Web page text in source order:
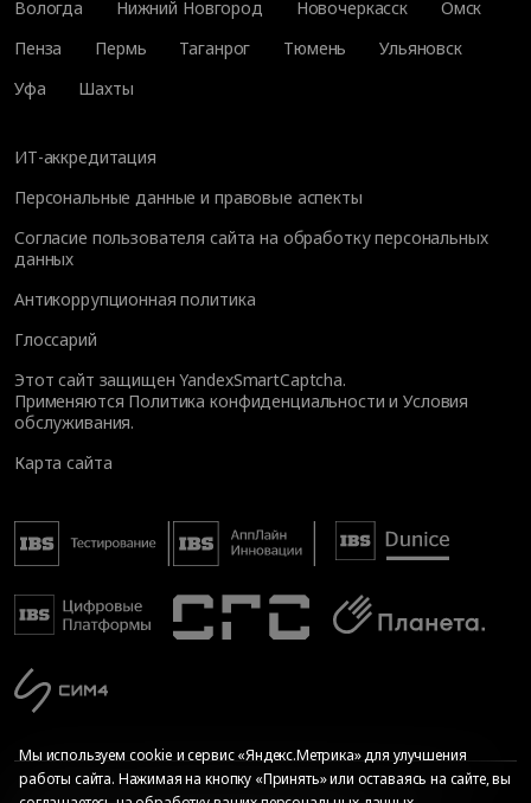
Вологда
Нижний Новгород Новочеркасск
Омск
Пенза
Пермь Таганрог Тюмень
Ульяновск
Уфа
Шахты
ИТ-аккредитация
Персональные данные и правовые аспекты
Согласие пользователя сайта на обработку персональных
данных
Антикоррупционная политика
Глоссарий
Этот сайт защищен YandexSmartCaptcha.
Применяются Политика конфиденциальности иУсловия
обслуживания.
Карта сайта
Мы используем cookie и сервис «Яндекс.Метрика» для улучшения
работы сайта. Нажимая на кнопку «Принять» или оставаясь на сайте, вы